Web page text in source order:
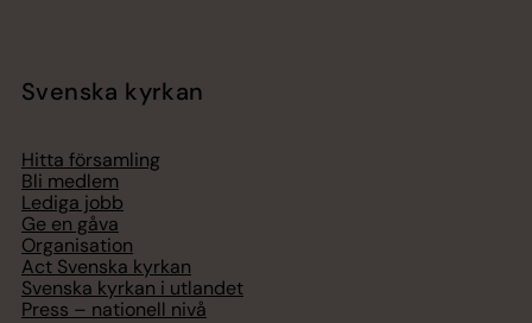
Svenska kyrkan
Hitta församling
Bli medlem
Lediga jobb
Ge en gåva
Organisation
Act Svenska kyrkan
Svenska kyrkan i utlandet
Press – nationell nivå